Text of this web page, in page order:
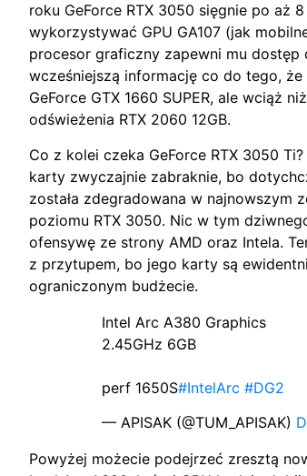
roku GeForce RTX 3050 sięgnie po aż
wykorzystywać GPU GA107 (jak
procesor graficzny zapewni mu
wcześniejszą informację co do tego,
GeForce GTX 1660 SUPER, ale wciąż
odświeżenia RTX 2060 12GB.
Co z kolei czeka GeForce RTX 3050
karty zwyczajnie zabraknie, bo
została zdegradowana w najnowszym
poziomu RTX 3050. Nic w tym
ofensywę ze strony AMD oraz Intela.
z przytupem, bo jego karty są
ograniczonym budżecie.
Intel Arc A380 Graphics
2.45GHz 6GB
perf 1650S#IntelArc #DG2
— APISAK (@TUM_APISAK)
Powyżej możecie podejrzeć zresztą